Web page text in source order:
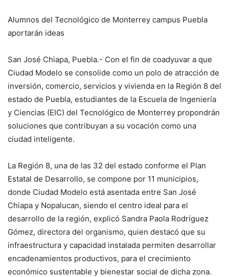
Alumnos del Tecnológico de Monterrey campus Puebla
aportarán ideas
San José Chiapa, Puebla.- Con el fin de coadyuvar a que
Ciudad Modelo se consolide como un polo de atracción de
inversión, comercio, servicios y vivienda en la Región 8 del
estado de Puebla, estudiantes de la Escuela de Ingeniería
y Ciencias (EIC) del Tecnológico de Monterrey propondrán
soluciones que contribuyan a su vocación como una
ciudad inteligente.
La Región 8, una de las 32 del estado conforme el Plan
Estatal de Desarrollo, se compone por 11 municipios,
donde Ciudad Modelo está asentada entre San José
Chiapa y Nopalucan, siendo el centro ideal para el
desarrollo de la región, explicó Sandra Paola Rodríguez
Gómez, directora del organismo, quien destacó que su
infraestructura y capacidad instalada permiten desarrollar
encadenamientos productivos, para el crecimiento
económico sustentable y bienestar social de dicha zona.